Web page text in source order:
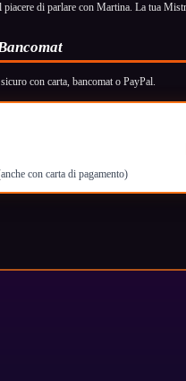
di parlare con Martina. La tua
con carta, bancomat o PayPal.
con carta di pagamento)